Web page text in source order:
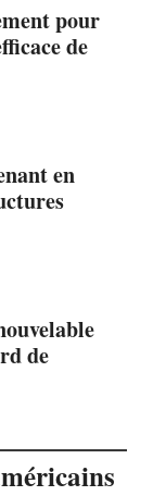
pour
de
en
de